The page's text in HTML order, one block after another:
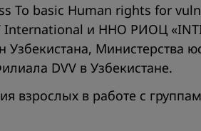
To basic Human rights for
International и ННО РИОЦ
Министерства
DVV в Узбекистане.
взрослых в работе с